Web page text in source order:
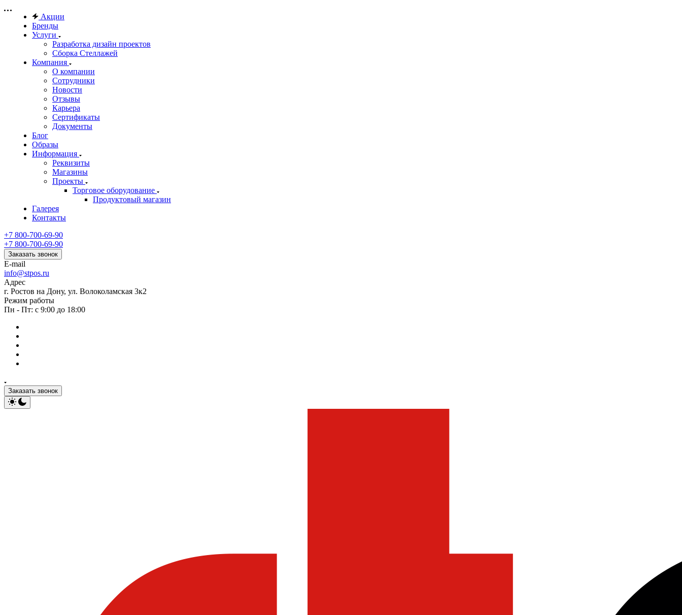
Акции
Бренды
Услуги
Разработка дизайн проектов
Сборка Стеллажей
Компания
О компании
Сотрудники
Новости
Отзывы
Карьера
Сертификаты
Документы
Блог
Образы
Информация
Реквизиты
Магазины
Проекты
Торговое оборудование
Продуктовый магазин
Галерея
Контакты
+7 800-700-69-90
+7 800-700-69-90
Заказать звонок
E-mail
info@stpos.ru
Адрес
г. Ростов на Дону, ул. Волоколамская 3к2
Режим работы
Пн - Пт: с 9:00 до 18:00
Заказать звонок